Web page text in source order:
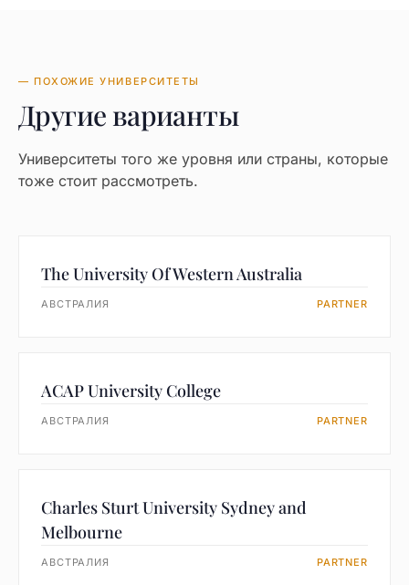
— ПОХОЖИЕ УНИВЕРСИТЕТЫ
Другие варианты
Университеты того же уровня или страны, которые
тоже стоит рассмотреть.
The University Of Western Australia
АВСТРАЛИЯ PARTNER
ACAP University College
АВСТРАЛИЯ PARTNER
Charles Sturt University Sydney and
Melbourne
АВСТРАЛИЯ PARTNER